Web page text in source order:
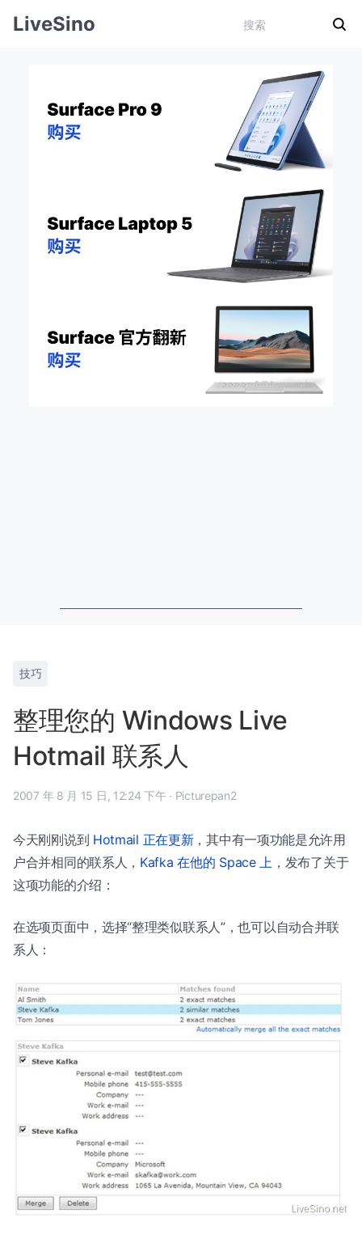
LiveSino
技巧
整理您的 Windows Live
Hotmail 联系人
2007 年 8 月 15 日, 12:24 下午 · Picturepan2
今天刚刚说到 Hotmail 正在更新，其中有一项功能是允许用
户合并相同的联系人， Kafka 在他的 Space 上 ，发布了关于
这项功能的介绍：
在选项页面中，选择“整理类似联系人”，也可以自动合并联
系人：